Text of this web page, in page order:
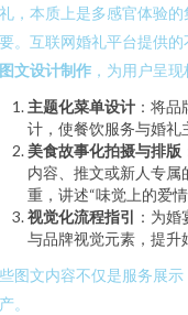
，本质上是多感官体验
。互联网婚礼平台提供
图文设计制作 ，为用户呈
主题化菜单设计 ：将
计，使餐饮服务与婚礼
美食故事化拍摄与排版
内容、推文或新人专
重，讲述“味觉上的爱情
视觉化流程指引 ：为
与品牌视觉元素，提升
图文内容不仅是服务展
。